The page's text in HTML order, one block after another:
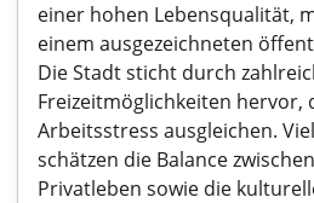
einer hohen Lebensqualität,
einem ausgezeichneten
Die Stadt sticht durch
Freizeitmöglichkeiten hervor,
Arbeitsstress ausgleichen.
schätzen die Balance
Privatleben sowie die